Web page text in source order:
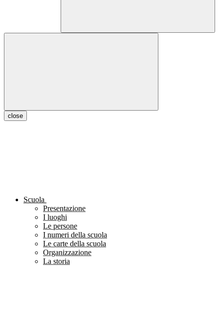
close
Scuola
Presentazione
I luoghi
Le persone
I numeri della scuola
Le carte della scuola
Organizzazione
La storia